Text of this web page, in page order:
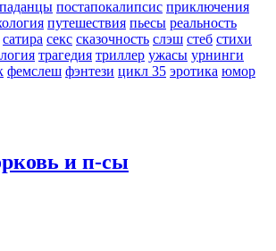
постапокалипсис приключения
путешествия пьесы реальность
сатира секс сказочность слэш стеб стихи
трагедия триллер ужасы урнинги
фемслеш фэнтези цикл 35 эротика юмор
и п-сы